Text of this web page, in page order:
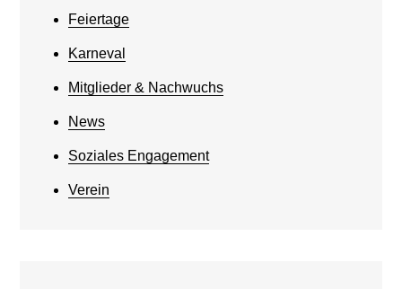
Feiertage
Karneval
Mitglieder & Nachwuchs
News
Soziales Engagement
Verein